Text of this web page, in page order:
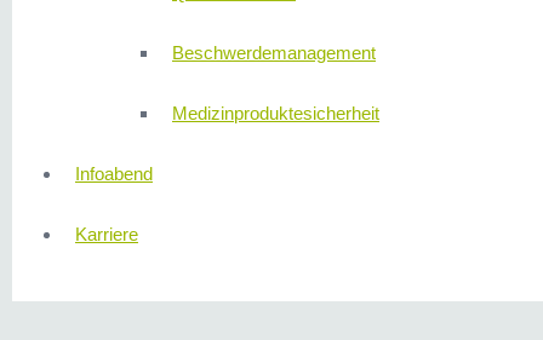
Beschwerdemanagement
Medizinproduktesicherheit
Infoabend
Karriere